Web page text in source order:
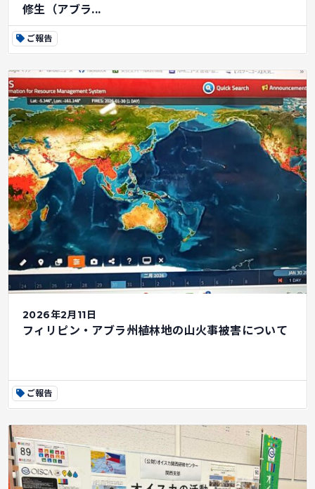
修生（アブラ...
ご報告
2026年2月11日
フィリピン・アブラ州植林地の山火事被害について
ご報告